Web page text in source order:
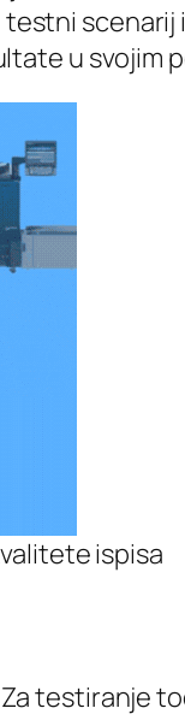
u svojim
ispisa
testiranje